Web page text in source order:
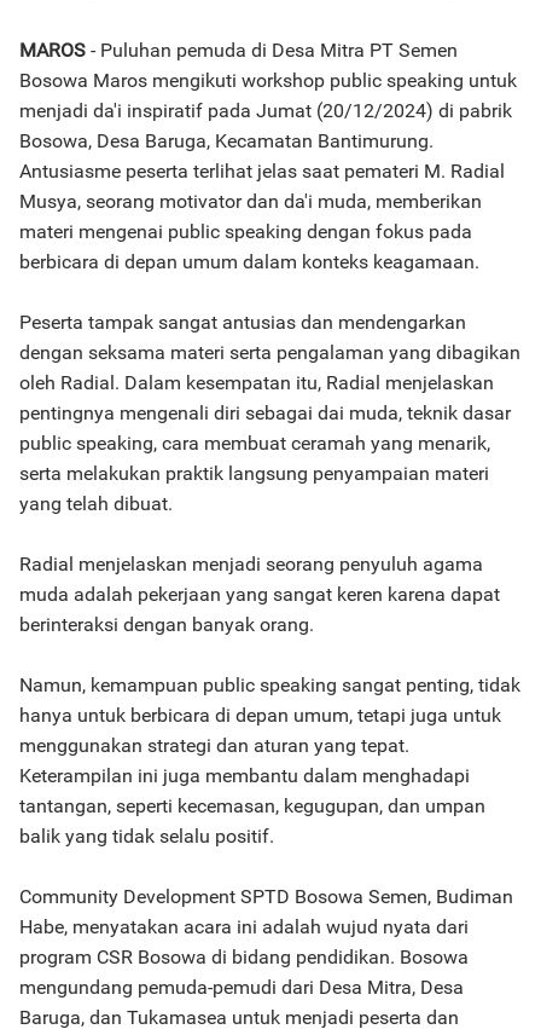
MAROS - Puluhan pemuda di Desa Mitra PT Semen
Bosowa Maros mengikuti workshop public speaking untuk
menjadi da'i inspiratif pada Jumat (20/12/2024) di pabrik
Bosowa, Desa Baruga, Kecamatan Bantimurung.
Antusiasme peserta terlihat jelas saat pemateri M. Radial
Musya, seorang motivator dan da'i muda, memberikan
materi mengenai public speaking dengan fokus pada
berbicara di depan umum dalam konteks keagamaan.
Peserta tampak sangat antusias dan mendengarkan
dengan seksama materi serta pengalaman yang dibagikan
oleh Radial. Dalam kesempatan itu, Radial menjelaskan
pentingnya mengenali diri sebagai dai muda, teknik dasar
public speaking, cara membuat ceramah yang menarik,
serta melakukan praktik langsung penyampaian materi
yang telah dibuat.
Radial menjelaskan menjadi seorang penyuluh agama
muda adalah pekerjaan yang sangat keren karena dapat
berinteraksi dengan banyak orang.
Namun, kemampuan public speaking sangat penting, tidak
hanya untuk berbicara di depan umum, tetapi juga untuk
menggunakan strategi dan aturan yang tepat.
Keterampilan ini juga membantu dalam menghadapi
tantangan, seperti kecemasan, kegugupan, dan umpan
balik yang tidak selalu positif.
Community Development SPTD Bosowa Semen, Budiman
Habe, menyatakan acara ini adalah wujud nyata dari
program CSR Bosowa di bidang pendidikan. Bosowa
mengundang pemuda-pemudi dari Desa Mitra, Desa
Baruga, dan Tukamasea untuk menjadi peserta dan